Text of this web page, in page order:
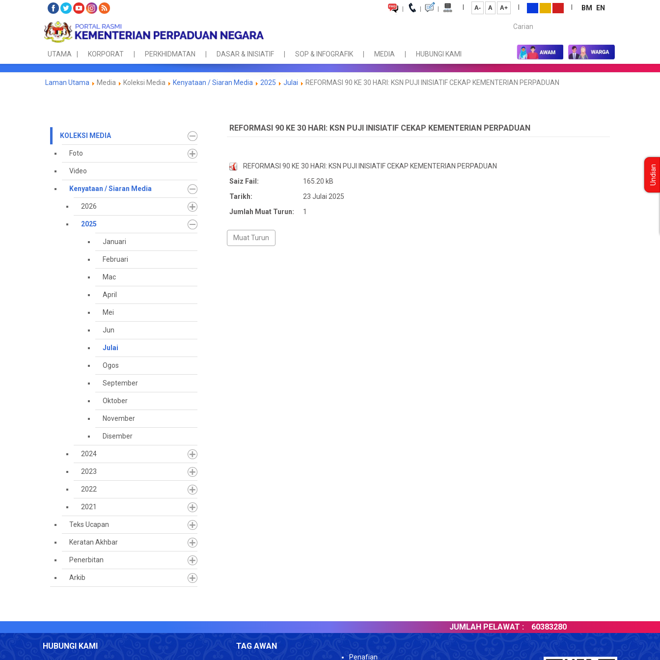
| | | | A- A A+ | | BM
EN
Carian...
UTAMA KORPORAT PERKHIDMATAN DASAR & INISIATIF SOP & INFOGRAFIK MEDIA HUBUNGI KAMI
Laman Utama Media Koleksi Media Kenyataan / Siaran Media 2025 Julai REFORMASI 90 KE 30 HARI: KSN PUJI INISIATIF CEKAP KEMENTERIAN PERPADUAN
KOLEKSI MEDIA
Foto
Video
Kenyataan / Siaran Media
2026
2025
Januari
Februari
Mac
April
Mei
Jun
Julai
Ogos
September
Oktober
November
Disember
2024
2023
2022
2021
Teks Ucapan
Keratan Akhbar
Penerbitan
Arkib
REFORMASI 90 KE 30 HARI: KSN PUJI INISIATIF CEKAP KEMENTERIAN PERPADUAN
REFORMASI 90 KE 30 HARI: KSN PUJI INISIATIF CEKAP KEMENTERIAN PERPADUAN
Saiz Fail:
165.20 kB
Tarikh:
23 Julai 2025
Jumlah Muat Turun:
1
JUMLAH PELAWAT : 60383280
HUBUNGI KAMI TAG AWAN
Penafian
Undian